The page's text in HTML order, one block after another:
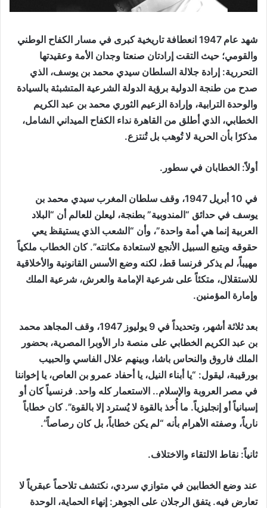
شهد عام 1947 انعطافة تاريخية كبرى في مسار الكفاح الوطني
والقومي؛ حيث التقت إرادتان صنعتا وجدان الأمة وعقيدتها
التحررية: إرادة جلالة السلطان سيدي محمد بن يوسف، الذي
صدح من طنجة الدولية برؤية الدولة الشرعية المتشبثة بالسيادة
والوحدة الترابية، وإرادة الزعيم الثوري محمد بن عبد الكريم
الخطابي، الذي أطلق من القاهرة نداء الكفاح الميداني الشامل،
مذكرًا بأن الحرية لا تُوهب بل تُنتزع.
أولاً: الخطابان في سطور.
في 10 أبريل 1947، وقف سلطان المغرب سيدي محمد بن
يوسف في حدائق “المندوبية” بطنجة، ليعلن للعالم أن “البلاد
العربية إنما هي أمة واحدة”، وأن “الشعب الذي يستيقظ يعي
حقوقه ويتبع السبيل الأنجع لاستعادة مكانته”. كان الخطاب ملكياً
مهيباً، لم يذكر فرنسا قط، لكنه وضع الأسس القانونية والأخلاقية
للاستقلال، متكئاً على شرعية الإمامة والعرش، شرعية الملك
وإمارة المؤمنين.
بعد ثلاثة أشهر، وتحديداً في 9 يوليوز 1947، وقف المجاهد محمد
بن عبد الكريم الخطابي على منصة دار الأوبرا المصرية، بحضور
الملك فاروق والنحاس باشا، وبينهم علال الفاسي والحبيب
بورقيبة، ليقول: “يا أبناء النيل، يا أحفاد عمرو بن العاص، يا إخواننا
في مصر العروبة والإسلام.. الاستعمار كله واحد. فرنسياً كان أو
إسبانياً أو إنجليزياً. ما أُخذ بالقوة لا يُسترد إلا بالقوة”. كان خطاباً
نارياً، وصفته الأهرام بأنه “لم يكن خطاباً، بل كان رصاصاً”.
ثانياً: نقاط الالتقاء والاختلاف.
عند وضع الخطابين في متوازي سردي، نكتشف تلاحماً عبقرياً لا
تعارض فيه. يتفق الرجلان على الجوهر: إنهاء الحماية، الوحدة